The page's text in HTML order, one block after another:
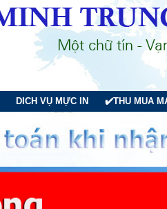
DICH VỤ MỰC IN ✔️THU MUA